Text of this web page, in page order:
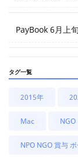
PayBook 6月上
タグ一覧
2015年
Mac NGO
NPO NGO 賞与